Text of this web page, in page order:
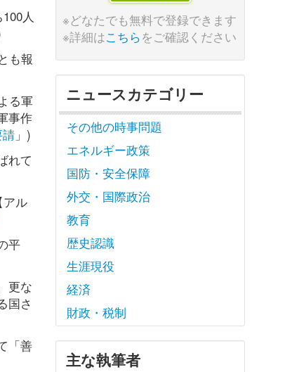
人
も報
る軍
事作
」)
れて
アル
平
更な
国さ
「善
※どなたでも無料で登録できます
※詳細はこちらをご確認ください
ニュースカテゴリー
その他の時事問題
エネルギー政策
国防・安全保障
外交・国際政治
教育
歴史認識
生涯現役
経済
財政・税制
主な執筆者